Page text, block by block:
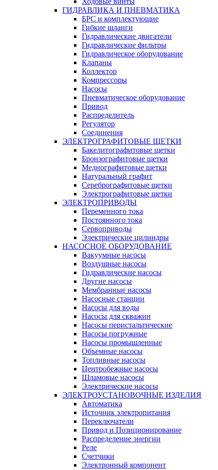
ГИДРАВЛИКА И ПНЕВМАТИКА
БРС и комплектующие
Гибкие шланги
Гидравлические двигатели
Гидравлические фильтры
Гидравлическое оборудование
Клапаны
Коллектор
Компрессоры
Насосы
Пневматическое оборудование
Привод
Распределитель
Регулятор
Соединения
ЭЛЕКТРОГРАФИТОВЫЕ ЩЕТКИ
Бакелитографитовые щетки
Бронзографитовые щетки
Меднографитовые щетки
Натуральный графит
Серебрографитовые щетки
Электрографито­­­вые щетки
ЭЛЕКТРОПРИВОДЫ
Переменного тока
Постоянного тока
Сервоприводы
Электрические цилиндры
НАСОСНОЕ ОБОРУДОВАНИЕ
Вакуумные насосы
Воздушные насосы
Гидравлические насосы
Другие насосы
Мембранные насосы
Насосные станции
Насосы для воды
Насосы для скважин
Насосы перистальтические
Насосы погружные
Насосы промышленные
Объемные насосы
Топливные насосы
Центробежные насосы
Шламовые насосы
Электрические насосы
ЭЛЕКТРОУСТАНОВОЧНЫЕ ИЗДЕЛИЯ
Автоматика
Источник электропитания
Переключатели
Привод и Позиционирование
Распределение энергии
Реле
Счетчики
Электронный компонент